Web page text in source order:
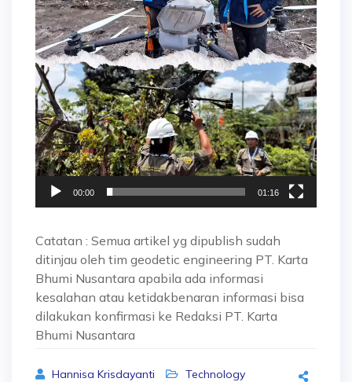
00:00 01:16
Catatan : Semua artikel yg dipublish sudah
ditinjau oleh tim geodetic engineering PT. Karta
Bhumi Nusantara apabila ada informasi
kesalahan atau ketidakbenaran informasi bisa
dilakukan konfirmasi ke Redaksi PT. Karta
Bhumi Nusantara
Hannisa Krisdayanti Technology